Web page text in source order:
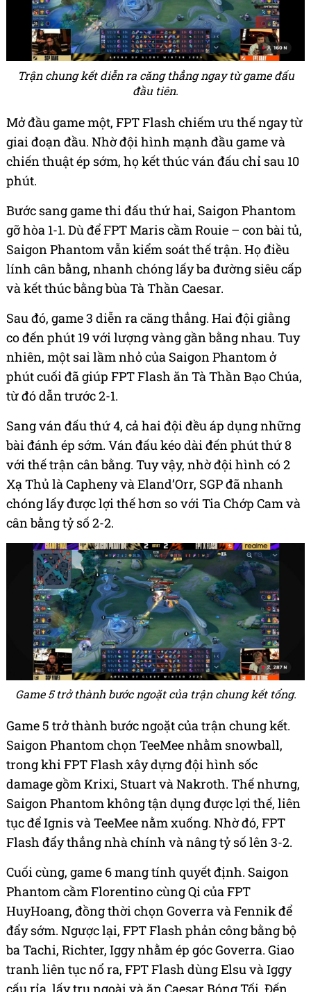
Trận chung kết diễn ra căng thẳng ngay từ game đấu
đầu tiên.
Mở đầu game một, FPT Flash chiếm ưu thế ngay từ
giai đoạn đầu. Nhờ đội hình mạnh đầu game và
chiến thuật ép sớm, họ kết thúc ván đấu chỉ sau 10
phút.
Bước sang game thi đấu thứ hai, Saigon Phantom
gỡ hòa 1-1. Dù để FPT Maris cầm Rouie – con bài tủ,
Saigon Phantom vẫn kiểm soát thế trận. Họ điều
lính cân bằng, nhanh chóng lấy ba đường siêu cấp
và kết thúc bằng bùa Tà Thần Caesar.
Sau đó, game 3 diễn ra căng thẳng. Hai đội giằng
co đến phút 19 với lượng vàng gần bằng nhau. Tuy
nhiên, một sai lầm nhỏ của Saigon Phantom ở
phút cuối đã giúp FPT Flash ăn Tà Thần Bạo Chúa,
từ đó dẫn trước 2-1.
Sang ván đấu thứ 4, cả hai đội đều áp dụng những
bài đánh ép sớm. Ván đấu kéo dài đến phút thứ 8
với thế trận cân bằng. Tuy vậy, nhờ đội hình có 2
Xạ Thủ là Capheny và Eland’Orr, SGP đã nhanh
chóng lấy được lợi thế hơn so với Tia Chớp Cam và
cân bằng tỷ số 2-2.
Game 5 trở thành bước ngoặt của trận chung kết tổng.
Game 5 trở thành bước ngoặt của trận chung kết.
Saigon Phantom chọn TeeMee nhằm snowball,
trong khi FPT Flash xây dựng đội hình sốc
damage gồm Krixi, Stuart và Nakroth. Thế nhưng,
Saigon Phantom không tận dụng được lợi thế, liên
tục để Ignis và TeeMee nằm xuống. Nhờ đó, FPT
Flash đẩy thẳng nhà chính và nâng tỷ số lên 3-2.
Cuối cùng, game 6 mang tính quyết định. Saigon
Phantom cầm Florentino cùng Qi của FPT
HuyHoang, đồng thời chọn Goverra và Fennik để
đẩy sớm. Ngược lại, FPT Flash phản công bằng bộ
ba Tachi, Richter, Iggy nhằm ép góc Goverra. Giao
tranh liên tục nổ ra, FPT Flash dùng Elsu và Iggy